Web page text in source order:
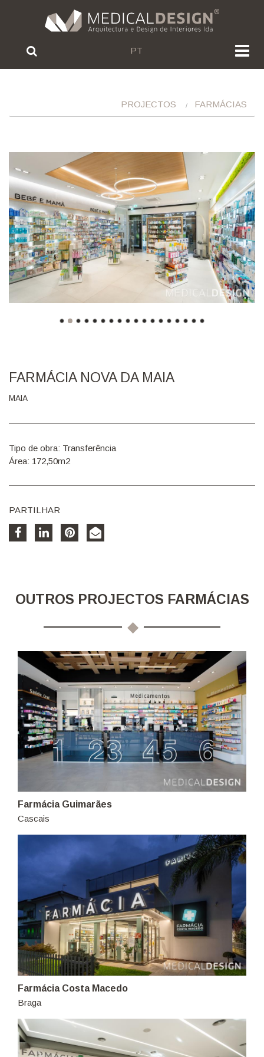
PT
PROJECTOS FARMÁCIAS
FARMÁCIA NOVA DA MAIA
MAIA
Tipo de obra: Transferência
Área: 172,50m2
PARTILHAR
OUTROS PROJECTOS FARMÁCIAS
Farmácia Guimarães
Cascais
Farmácia Costa Macedo
Braga